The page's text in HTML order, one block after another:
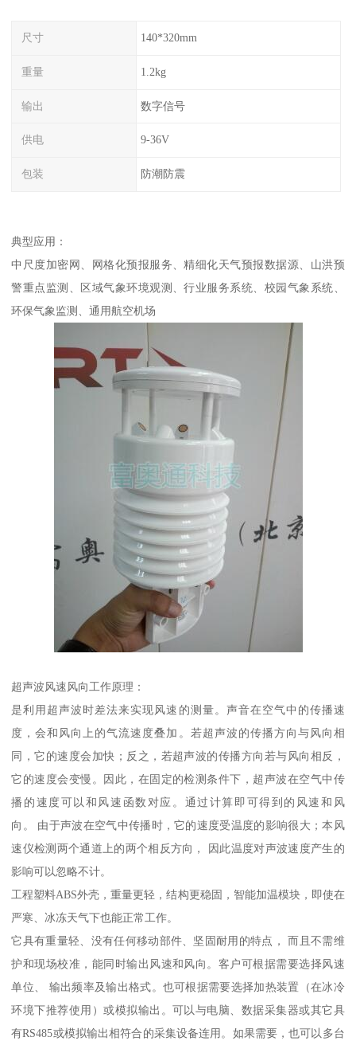
尺寸 140*320mm
重量 1.2kg
输出 数字信号
供电 9-36V
包装 防潮防震
典型应用：
中尺度加密网、网格化预报服务、精细化天气预报数据源、山洪预
警重点监测、区域气象环境观测、行业服务系统、校园气象系统、
环保气象监测、通用航空机场
超声波风速风向工作原理：
是利用超声波时差法来实现风速的测量。声音在空气中的传播速
度，会和风向上的气流速度叠加。若超声波的传播方向与风向相
同，它的速度会加快；反之，若超声波的传播方向若与风向相反，
它的速度会变慢。因此，在固定的检测条件下，超声波在空气中传
播的速度可以和风速函数对应。通过计算即可得到的风速和风
向。 由于声波在空气中传播时，它的速度受温度的影响很大；本风
速仪检测两个通道上的两个相反方向， 因此温度对声波速度产生的
影响可以忽略不计。
工程塑料ABS外壳，重量更轻，结构更稳固，智能加温模块，即使在
严寒、冰冻天气下也能正常工作。
它具有重量轻、没有任何移动部件、坚固耐用的特点， 而且不需维
护和现场校准，能同时输出风速和风向。客户可根据需要选择风速
单位、 输出频率及输出格式。也可根据需要选择加热装置（在冰冷
环境下推荐使用）或模拟输出。可以与电脑、数据采集器或其它具
有RS485或模拟输出相符合的采集设备连用。如果需要，也可以多台